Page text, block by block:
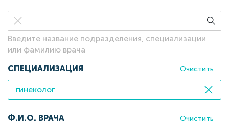
Введите название подразделения, специализации
или фамилию врача
СПЕЦИАЛИЗАЦИЯ
Очистить
гинеколог
Ф.И.О. ВРАЧА Очистить